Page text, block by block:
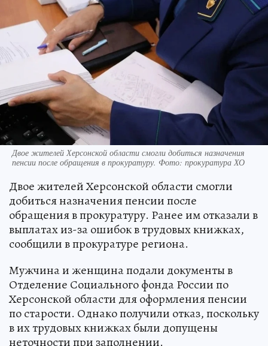
Двое жителей Херсонской области смогли добиться назначения
пенсии после обращения в прокуратуру. Фото: прокуратура ХО
Двое жителей Херсонской области смогли
добиться назначения пенсии после
обращения в прокуратуру. Ранее им отказали в
выплатах из-за ошибок в трудовых книжках,
сообщили в прокуратуре региона.
Мужчина и женщина подали документы в
Отделение Социального фонда России по
Херсонской области для оформления пенсии
по старости. Однако получили отказ, поскольку
в их трудовых книжках были допущены
неточности при заполнении.